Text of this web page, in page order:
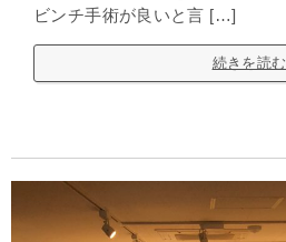
ビンチ手術が良いと言 […]
続きを読む